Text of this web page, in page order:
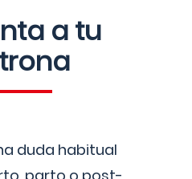
a tu
duda habitual